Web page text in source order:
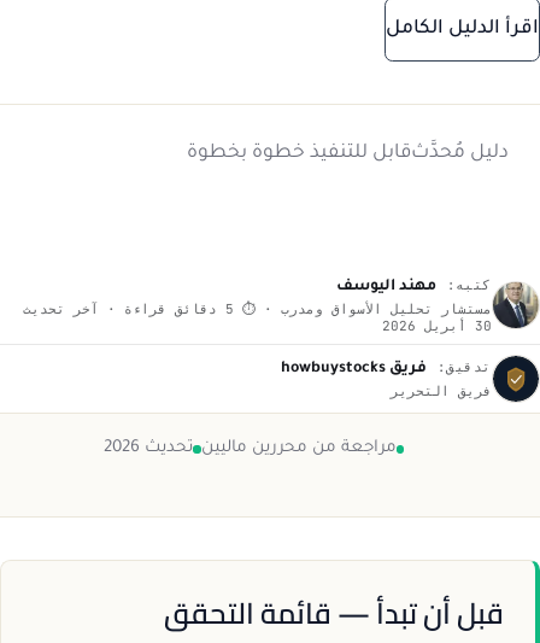
اقرأ الدليل الكامل
دليل مُحدَّثقابل للتنفيذ خطوة بخطوة
كتبه:
مهند اليوسف
مستشار تحليل الأسواق ومدرب · ⏱ 5 دقائق قراءة · آخر تحديث
30 أبريل 2026
تدقيق:
فريق howbuystocks
فريق التحرير
مراجعة من محررين ماليين تحديث 2026
قبل أن تبدأ — قائمة التحقق